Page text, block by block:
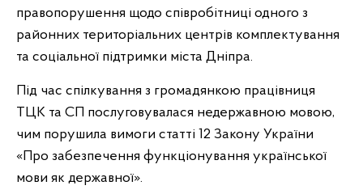
правопорушення щодо співробітниці одного з
районних територіальних центрів комплектування
та соціальної підтримки міста Дніпра.
Під час спілкування з громадянкою працівниця
ТЦК та СП послуговувалася недержавною мовою,
чим порушила вимоги статті 12 Закону України
«Про забезпечення функціонування української
мови як державної».